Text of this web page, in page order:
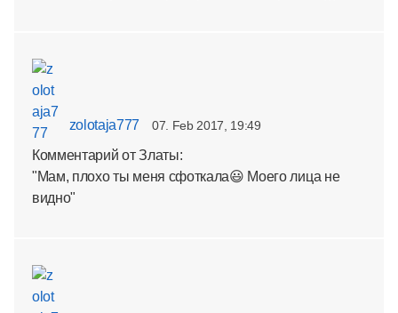
zolotaja777 07. Feb 2017, 19:49
Комментарий от Златы:
"Мам, плохо ты меня сфоткала😃 Моего лица не
видно"